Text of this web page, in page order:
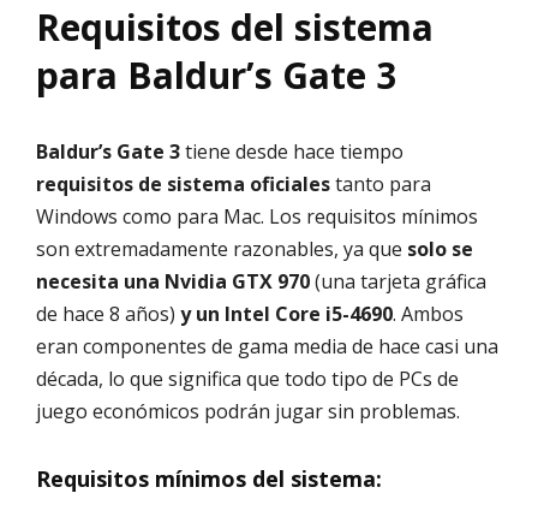
Requisitos del sistema
para Baldur’s Gate 3
Baldur’s Gate 3tiene desde hace tiempo
requisitos de sistema oficialestanto para
Windows como para Mac. Los requisitos mínimos
son extremadamente razonables, ya que solo se
necesita una Nvidia GTX 970(una tarjeta gráfica
de hace 8 años) y un Intel Core i5-4690. Ambos
eran componentes de gama media de hace casi una
década, lo que significa que todo tipo de PCs de
juego económicos podrán jugar sin problemas.
Requisitos mínimos del sistema: